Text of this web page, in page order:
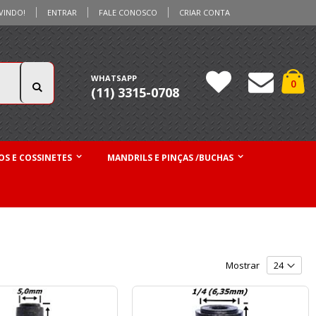
ENTRAR FALE CONOSCO CRIAR CONTA
0
Pesquisa
WHATSAPP
(11) 3315-0708
E COSSINETES MANDRILS E PINÇAS /BUCHAS
Mostrar